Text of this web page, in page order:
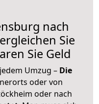
nach
Sie
Sie Geld
Umzug – Die
oder von
oder nach